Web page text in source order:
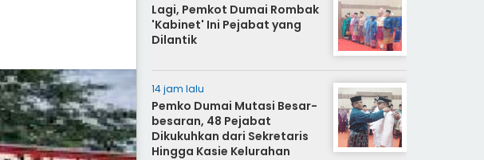
Lagi, Pemkot Dumai Rombak
'Kabinet' Ini Pejabat yang
Dilantik
14 jam lalu
Pemko Dumai Mutasi Besar-
besaran, 48 Pejabat
Dikukuhkan dari Sekretaris
Hingga Kasie Kelurahan